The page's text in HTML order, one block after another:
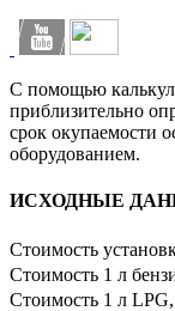
С помощью
приблизительно
срок окупаемости
оборудованием.
ИСХОДНЫЕ
Стоимость
Стоимость 1 л
Стоимость 1 л